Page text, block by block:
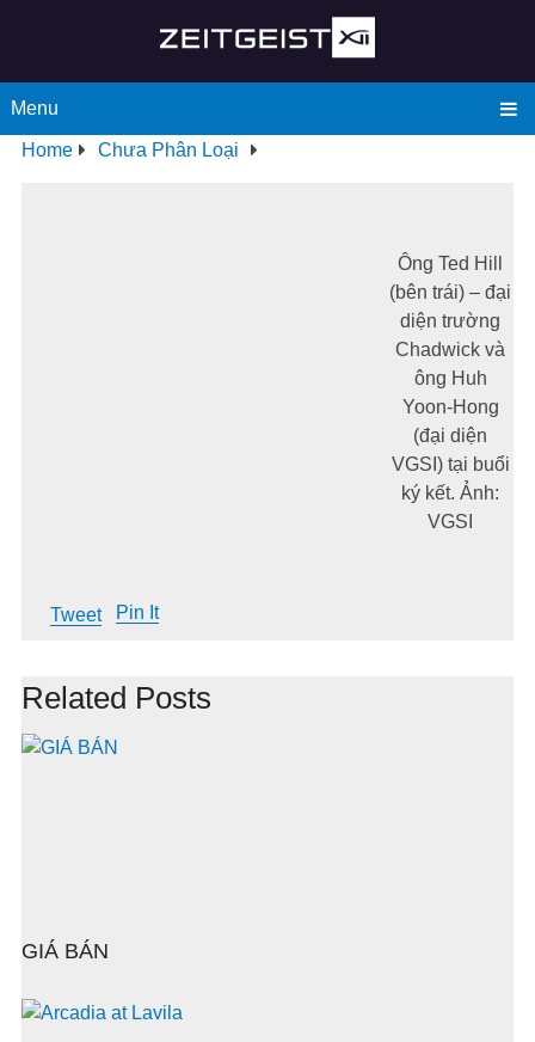
Menu
Home Chưa Phân Loại
Ông Ted Hill
(bên trái) – đại
diện trường
Chadwick và
ông Huh
Yoon-Hong
(đại diện
VGSI) tại buổi
ký kết. Ảnh:
VGSI
Tweet Pin It
Related Posts
GIÁ BÁN